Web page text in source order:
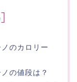
]
のカロリー
の値段は？